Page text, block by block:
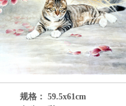
规格： 59.5x61cm